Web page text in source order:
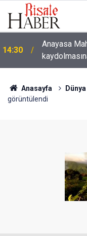
14:00
Çatıda
kullanımını
Anasayfa Dünya
görüntülendi